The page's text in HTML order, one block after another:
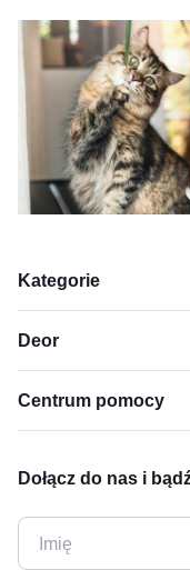
Kategorie
Deor
Centrum pomocy
Dołącz do nas i